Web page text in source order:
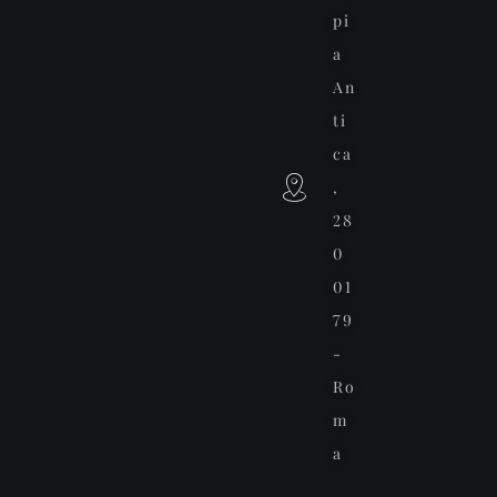
pi
a
An
ti
ca
,
28
0
01
79
-
Ro
m
a